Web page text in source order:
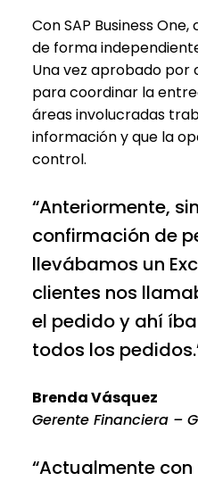
Con SAP Business
de forma
Una vez aprobado por
para coordinar la
áreas involucradas
información y que la
control.
“Anteriormente,
confirmación de
llevábamos un
clientes nos
el pedido y ahí
todos los
Brenda Vásquez
Gerente Financiera –
“Actualmente